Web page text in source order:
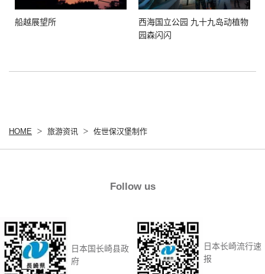
船越展望所
西海国立公园 九十九岛动植物
园森闪闪
HOME 旅游资讯 佐世保汉堡制作
Follow us
日本国长崎县政
府
日本长崎流行速
报